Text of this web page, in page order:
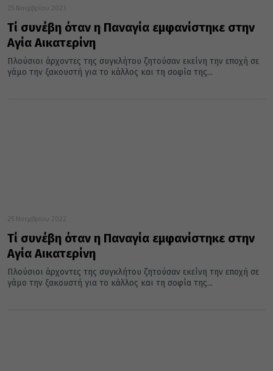
25 Νοεμβρίου 2023
Τί συνέβη όταν η Παναγία εμφανίστηκε στην
Αγία Αικατερίνη
Πλούσιοι άρχοντες της συγκλήτου ζητούσαν εκείνη την εποχή σε
γάμο την ξακουστή για το κάλλος και τη σοφία της...
25 Νοεμβρίου 2022
Τί συνέβη όταν η Παναγία εμφανίστηκε στην
Αγία Αικατερίνη
Πλούσιοι άρχοντες της συγκλήτου ζητούσαν εκείνη την εποχή σε
γάμο την ξακουστή για το κάλλος και τη σοφία της...